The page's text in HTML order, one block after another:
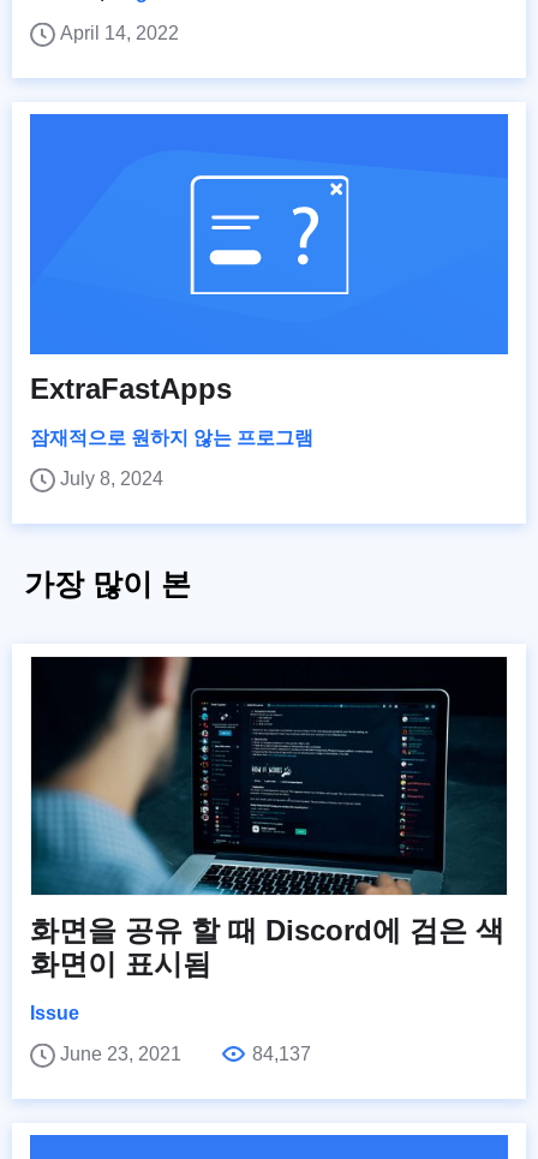
April 14, 2022
ExtraFastApps
잠재적으로 원하지 않는 프로그램
July 8, 2024
가장 많이 본
화면을 공유 할 때 Discord에 검은 색
화면이 표시됨
Issue
June 23, 2021
84,137